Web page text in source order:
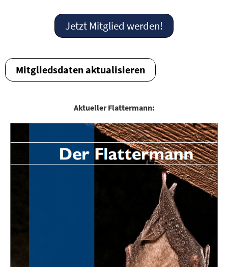
Jetzt Mitglied werden!
Mitgliedsdaten aktualisieren
Aktueller Flattermann: